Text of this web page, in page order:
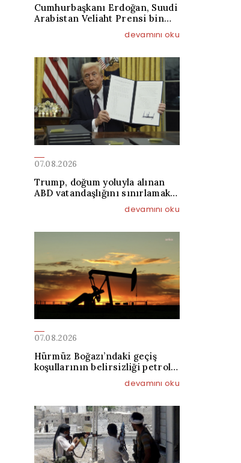
Cumhurbaşkanı Erdoğan, Suudi
Arabistan Veliaht Prensi bin
devamını oku
07.08.2026
Trump, doğum yoluyla alınan
ABD vatandaşlığını sınırlamak
devamını oku
07.08.2026
Hürmüz Boğazı’ndaki geçiş
koşullarının belirsizliği petrol
devamını oku